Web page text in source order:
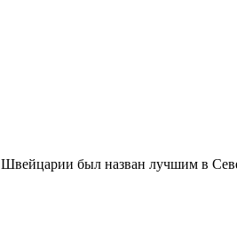
был назван лучшим в